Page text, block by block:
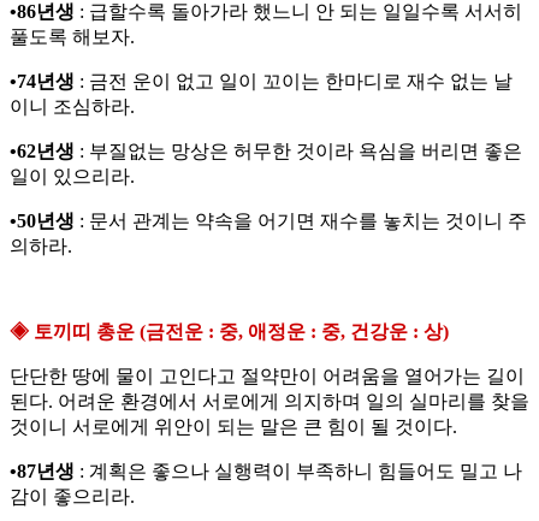
•86년생 : 급할수록 돌아가라 했느니 안 되는 일일수록 서서히
풀도록 해보자.
•74년생 : 금전 운이 없고 일이 꼬이는 한마디로 재수 없는 날
이니 조심하라.
•62년생 : 부질없는 망상은 허무한 것이라 욕심을 버리면 좋은
일이 있으리라.
•50년생 : 문서 관계는 약속을 어기면 재수를 놓치는 것이니 주
의하라.
◈ 토끼띠 총운 (금전운 : 중, 애정운 : 중, 건강운 : 상)
단단한 땅에 물이 고인다고 절약만이 어려움을 열어가는 길이
된다. 어려운 환경에서 서로에게 의지하며 일의 실마리를 찾을
것이니 서로에게 위안이 되는 말은 큰 힘이 될 것이다.
•87년생 : 계획은 좋으나 실행력이 부족하니 힘들어도 밀고 나
감이 좋으리라.